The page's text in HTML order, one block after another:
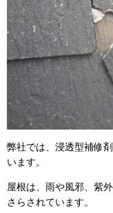
弊社では、浸透型補修
います。
屋根は、雨や風邪、紫
さらされています。